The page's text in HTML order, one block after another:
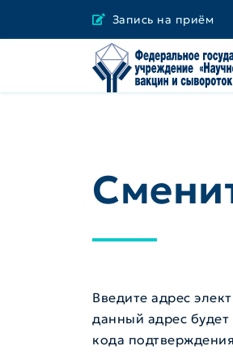
Запись на приём
Введите адрес
данный адрес
кода